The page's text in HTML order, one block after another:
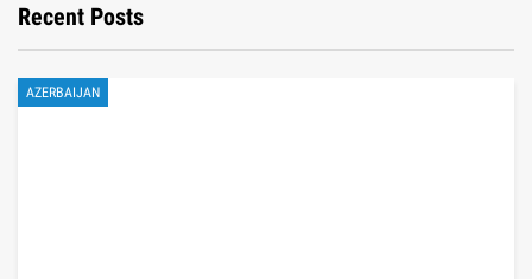
Recent Posts
AZERBAIJAN